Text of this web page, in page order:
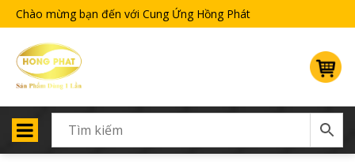
Chào mừng bạn đến với Cung Ứng Hồng Phát